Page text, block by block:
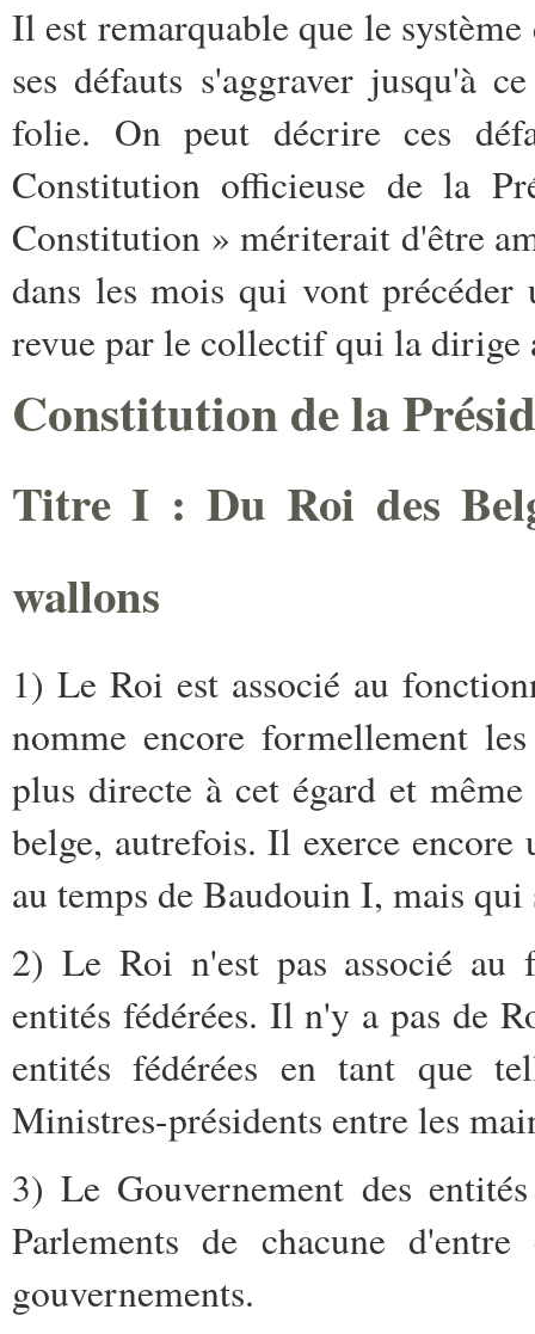
Il est remarquable que le
ses défauts s'aggraver jusqu'à
folie. On peut décrire ces
Constitution officieuse de la
Constitution » mériterait d'être
dans les mois qui vont
revue par le collectif qui la dirige
Constitution de la
Titre I : Du Roi des
wallons
1) Le Roi est associé au
nomme encore formellement
plus directe à cet égard et
belge, autrefois. Il exerce
au temps de Baudouin I, mais qui
2) Le Roi n'est pas associé au
entités fédérées. Il n'y a pas de
entités fédérées en tant que
Ministres-présidents entre les
3) Le Gouvernement des
Parlements de chacune
gouvernements.